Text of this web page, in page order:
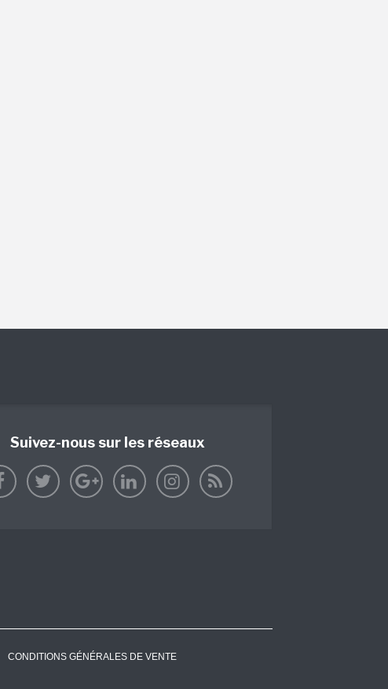
Suivez-nous sur les réseaux
CONDITIONS GÉNÉRALES DE VENTE